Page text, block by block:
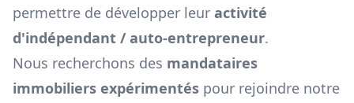
permettre de développer leur activité
d'indépendant / auto-entrepreneur.
Nous recherchons des mandataires
immobiliers expérimentés pour rejoindre notre